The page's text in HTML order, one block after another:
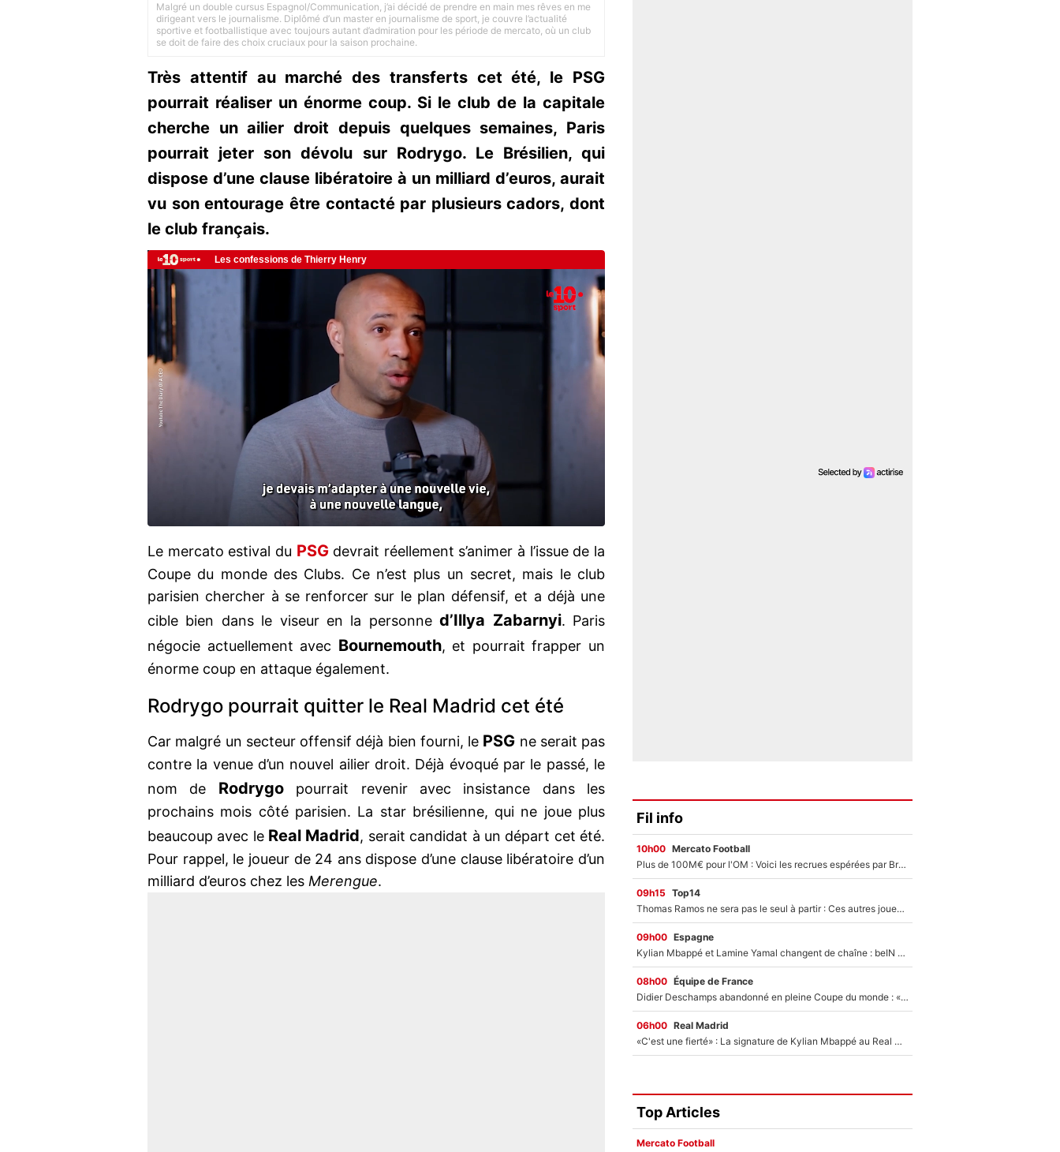
Malgré un double cursus Espagnol/Communication, j’ai décidé de prendre en main mes rêves en me
dirigeant vers le journalisme. Diplômé d’un master en journalisme de sport, je couvre l’actualité
sportive et footballistique avec toujours autant d’admiration pour les période de mercato, où un club
se doit de faire des choix cruciaux pour la saison prochaine.
Très attentif au marché des transferts cet été, le PSG
pourrait réaliser un énorme coup. Si le club de la capitale
cherche un ailier droit depuis quelques semaines, Paris
pourrait jeter son dévolu sur Rodrygo. Le Brésilien, qui
dispose d’une clause libératoire à un milliard d’euros, aurait
vu son entourage être contacté par plusieurs cadors, dont
le club français.
Le mercato estival du PSG devrait réellement s’animer à l’issue de la
Coupe du monde des Clubs. Ce n’est plus un secret, mais le club
parisien chercher à se renforcer sur le plan défensif, et a déjà une
cible bien dans le viseur en la personned’Illya Zabarnyi. Paris
négocie actuellement avec Bournemouth, et pourrait frapper un
énorme coup en attaque également.
Rodrygo pourrait quitter le Real Madrid cet été
Car malgré un secteur offensif déjà bien fourni, le PSG ne serait pas
contre la venue d’un nouvel ailier droit. Déjà évoqué par le passé, le
nom de Rodrygo
pourrait revenir avec insistance dans les
prochains mois côté parisien. La star brésilienne, qui ne joue plus
beaucoup avec le Real Madrid, serait candidat à un départ cet été.
Pour rappel, le joueur de 24 ans dispose d’une clause libératoire d’un
milliard d’euros chez les Merengue.
Fil info
10h00 Mercato Football
Plus de 100M€ pour l'OM : Voici les recrues espérées par Bruno Genesio et Grégory Lorenzi après l’opération dégraissage
09h15 Top14
Thomas Ramos ne sera pas le seul à partir : Ces autres joueurs du XV de France pourraient aussi quitter le Stade Toulousain, un club de Top 14 est déjà sur les rangs
09h00 Espagne
Kylian Mbappé et Lamine Yamal changent de chaîne : beIN SPORTS ne digère pas cette décision historique et prédit un fiasco pour la Liga
08h00 Équipe de France
Didier Deschamps abandonné en pleine Coupe du monde : «La FFF était déjà passée à Zinedine Zidane»
06h00 Real Madrid
«C'est une fierté» : La signature de Kylian Mbappé au Real Madrid continue de régaler l'Espagne
Top Articles
Mercato Football